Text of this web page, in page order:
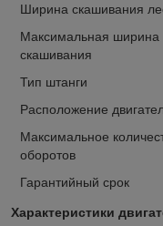
Ширина скашивания
Максимальная ширина
скашивания
Тип штанги
Расположение
Максимальное
оборотов
Гарантийный срок
Характеристики